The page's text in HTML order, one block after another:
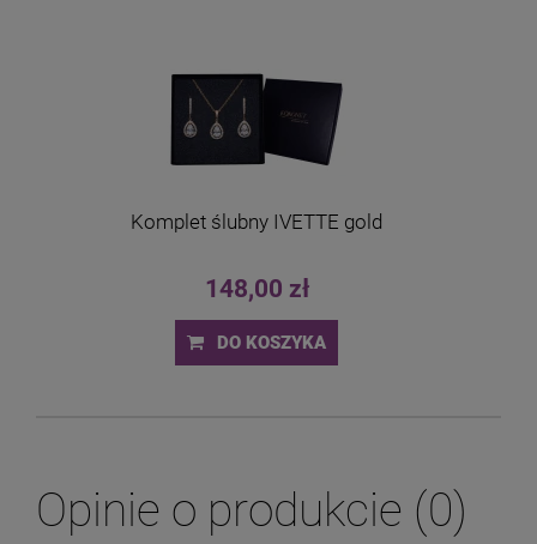
Komplet ślubny IVETTE gold
148,00 zł
DO KOSZYKA
Opinie o produkcie (0)